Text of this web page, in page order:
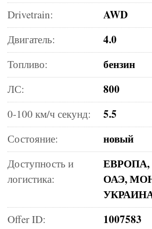
Drivetrain: AWD
Двигатель: 4.0
Топливо: бензин
ЛС: 800
0-100 км/ч секунд: 5.5
Состояние: новый
Доступность и
логистика:
ОАЭ,
Offer ID: 1007583